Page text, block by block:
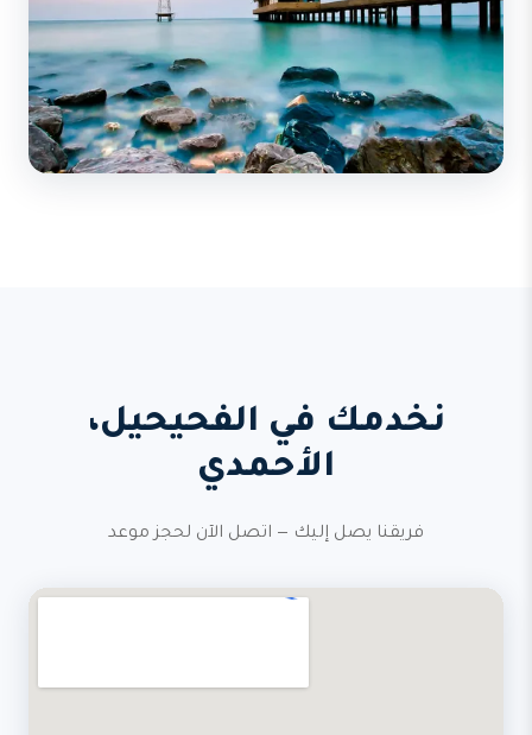
نخدمك في الفحيحيل،
الأحمدي
فريقنا يصل إليك — اتصل الآن لحجز موعد